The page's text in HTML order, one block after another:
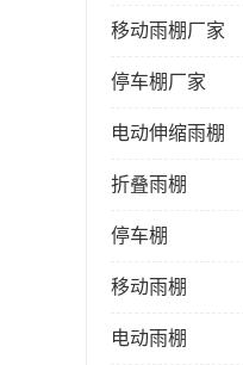
移动雨棚厂家
停车棚厂家
电动伸缩雨棚
折叠雨棚
停车棚
移动雨棚
电动雨棚